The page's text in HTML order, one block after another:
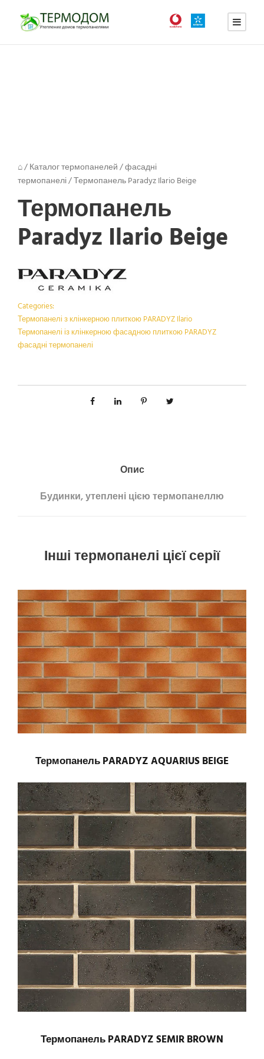
⌂/Каталог термопанелей/фасадні
термопанелі/Термопанель Paradyz Ilario Beige
Термопанель
Paradyz Ilario Beige
Categories:
Термопанелі з клінкерною плиткою PARADYZ Ilario
Термопанелі із клінкерною фасадною плиткою PARADYZ
фасадні термопанелі
Опис
Будинки, утеплені цією термопанеллю
Інші термопанелі цієї серії
Термопанель PARADYZ AQUARIUS BEIGE
Термопанель PARADYZ SEMIR BROWN